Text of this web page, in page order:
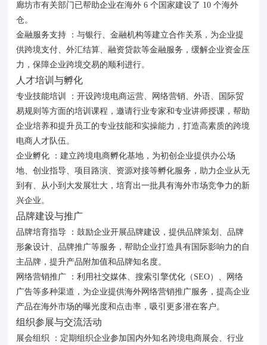
廊坊市有关部门已帮助企业在海外 6 个国家建设了 10 个海外
仓。
金融服务支持 ：与银行、金融机构等建立合作关系，为企业提
供跨境支付、外汇结算、融资贷款等金融服务，缓解企业资金压
力，保障企业跨境交易的顺利进行。
人才培训与孵化
专业技能培训 ：开设跨境电商运营、网络营销、外语、国际贸
易规则等方面的培训课程，邀请行业专家和专业讲师授课，帮助
企业培养和提升员工的专业技能和实操能力，打造高素质的跨境
电商人才队伍。
企业孵化 ：建立跨境电商孵化基地，为初创企业提供办公场
地、创业指导、项目路演、资源对接等孵化服务，助力企业从无
到有、从小到大发展壮大，培育出一批具有海外市场竞争力的新
兴企业。
品牌建设与推广
品牌培育指导 ：鼓励企业开展品牌建设，提供品牌策划、品牌
形象设计、品牌推广等服务，帮助企业打造具有国际影响力的自
主品牌，提升产品附加值和品牌知名度。
网络营销推广 ：利用社交媒体、搜索引擎优化（SEO）、网络
广告等多种渠道，为企业提供海外网络营销推广服务，提高企业
产品在海外市场的曝光度和点击率，吸引更多潜在客户。
组织参展与交流活动
展会组织 ：定期组织企业参加国内外知名跨境电商展会、行业